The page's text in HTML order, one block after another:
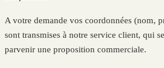
A votre demande vos coordonnées (nom,
sont transmises à notre service client, qui
parvenir une proposition commerciale.